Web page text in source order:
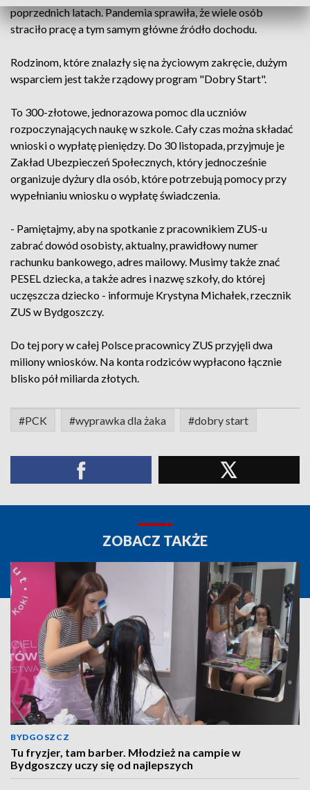
poprzednich latach. Pandemia sprawiła, że wiele osób
straciło pracę a tym samym główne źródło dochodu.
Rodzinom, które znalazły się na życiowym zakręcie, dużym
wsparciem jest także rządowy program "Dobry Start".
To 300-złotowe, jednorazowa pomoc dla uczniów
rozpoczynających naukę w szkole. Cały czas można składać
wnioski o wypłatę pieniędzy. Do 30 listopada, przyjmuje je
Zakład Ubezpieczeń Społecznych, który jednocześnie
organizuje dyżury dla osób, które potrzebują pomocy przy
wypełnianiu wniosku o wypłatę świadczenia.
- Pamiętajmy, aby na spotkanie z pracownikiem ZUS-u
zabrać dowód osobisty, aktualny, prawidłowy numer
rachunku bankowego, adres mailowy. Musimy także znać
PESEL dziecka, a także adres i nazwę szkoły, do której
uczęszcza dziecko - informuje Krystyna Michałek, rzecznik
ZUS w Bydgoszczy.
Do tej pory w całej Polsce pracownicy ZUS przyjęli dwa
miliony wniosków. Na konta rodziców wypłacono łącznie
blisko pół miliarda złotych.
#PCK #wyprawka dla żaka #dobry start
ZOBACZ TAKŻE
BYDGOSZCZ
Tu fryzjer, tam barber. Młodzież na campie w
Bydgoszczy uczy się od najlepszych